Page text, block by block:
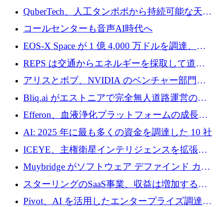
る: イノベーション リーダーが Nexus
Luxembourg 2026 に集まる理由
QuberTech、人工タンポポから持続可能な天然
ゴムを開発するために 340 万ポンドを調達
コールセンターも音声AI時代へ
EOS-X Space が 1 億 4,000 万ドルを調達、
Mistral が Emmi AI を買収、Bliq がエストニア
での完全無人道路運営を承認
REPS は交通からエネルギーを採取して道路
を発電所に変えるために 2,360 万ドルを調達
アリスとボブ、NVIDIA のベンチャー部門か
らの投資でシリーズ B を拡大
Bliq.ai がエストニアで完全無人道路運営の承
認を獲得
Efferon、血液浄化プラットフォームの成長に
250万ユーロを確保
AI: 2025 年に最も多くの資金を調達した 10 社
ICEYE、主権衛星インテリジェンスを拡張す
るために 3 億ユーロの信用枠を確保
Muybridge がソフトウェア デファインド カメ
ラ テクノロジーを拡張するためにシリーズ A
で 1,600 万ドルを調達
スターリングのSaaS事業、収益は増加するも
グループ利益は減少
Pivot、AI を活用したエンタープライズ調達プ